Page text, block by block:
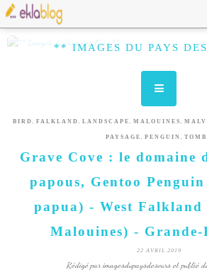
** IMAGES DU PAYS
BIRD , FALKLAND , LANDSCAPE , MALOUINES ,
PAYSAGE , PENGUIN ,
Grave Cove : le domaine
papous, Gentoo Penguin
papua) - West Falkland
Malouines) - Grande-
22 AVRIL 2019
Rédigé par imagesdupaysdesours et publié